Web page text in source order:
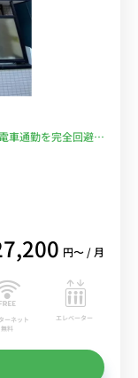
車通勤を完全回避
円〜 / 月
ーネット
無料
エレベーター